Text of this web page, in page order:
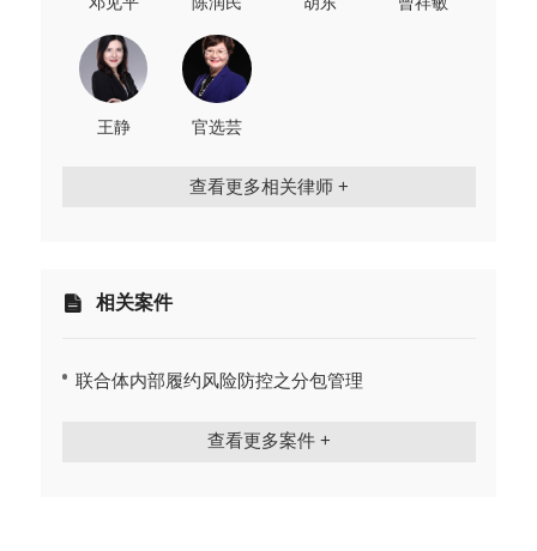
王静 官选芸
查看更多相关律师 +
相关案件
联合体内部履约风险防控之分包管理
查看更多案件 +